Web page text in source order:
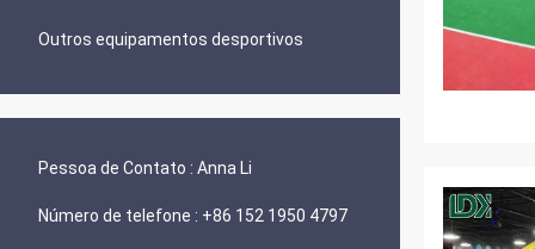
Outros equipamentos desportivos
Pessoa de Contato : Anna Li
Número de telefone : +86 152 1950 4797